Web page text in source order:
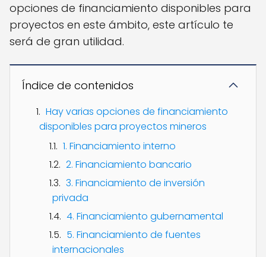
opciones de financiamiento disponibles para
proyectos en este ámbito, este artículo te
será de gran utilidad.
Índice de contenidos
Hay varias opciones de financiamiento
disponibles para proyectos mineros
1. Financiamiento interno
2. Financiamiento bancario
3. Financiamiento de inversión
privada
4. Financiamiento gubernamental
5. Financiamiento de fuentes
internacionales